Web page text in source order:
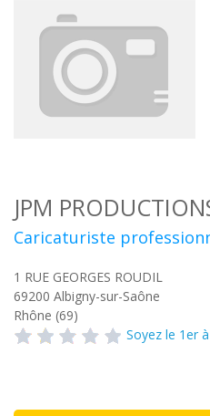
JPM
Caricaturiste
1 RUE GEORGES ROUDIL
69200 Albigny-sur-Saône
Rhône (69)
Soyez le 1er